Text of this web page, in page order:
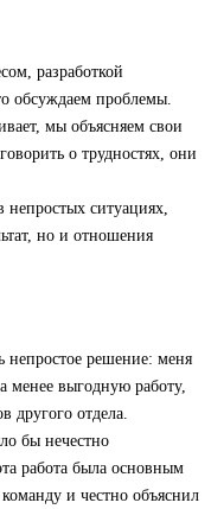
разработкой
обсуждаем проблемы.
мы объясняем свои
о трудностях, они
непростых ситуациях,
но и отношения
решение: меня
менее выгодную работу,
другого отдела.
бы нечестно
работа была основным
и честно объяснил